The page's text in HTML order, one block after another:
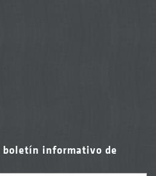
boletín informativo de